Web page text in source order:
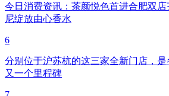
今日消费资讯：茶颜悦色首进合肥双
尼绽放由心香水
6
分别位于沪苏杭的这三家全新门店，
又一个里程碑